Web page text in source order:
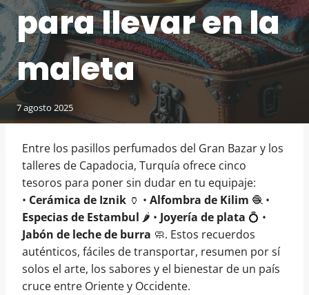
para llevar en la
maleta
7 agosto 2025
Entre los pasillos perfumados del Gran Bazar y los
talleres de Capadocia, Turquía ofrece cinco
tesoros para poner sin dudar en tu equipaje:
• Cerámica de Iznik 🏺 • Alfombra de Kilim 🧶 •
Especias de Estambul 🌶️ • Joyería de plata 💍 •
Jabón de leche de burra 🧼. Estos recuerdos
auténticos, fáciles de transportar, resumen por sí
solos el arte, los sabores y el bienestar de un país
cruce entre Oriente y Occidente.